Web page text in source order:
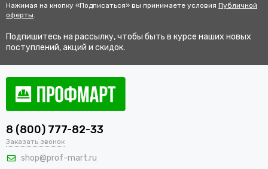
Нажимая на кнопку «Подписаться» вы принимаете условия Публичной
оферты.
Подпишитесь на рассылку, чтобы быть в курсе наших новых
поступлений, акций и скидок.
8 (800) 777-82-33
Заказать звонок
shop@prof-mart.ru